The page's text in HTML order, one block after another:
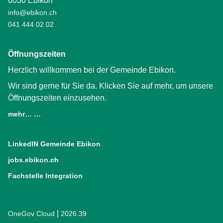
info@ebikon.ch
041 444 02 02
Öffnungszeiten
Herzlich willkommen bei der Gemeinde Ebikon.
Wir sind gerne für Sie da. Klicken Sie auf mehr, um unsere
Öffnungszeiten einzusehen.
mehr… …
LinkedIN Gemeinde Ebikon
jobs.ebikon.ch
Fachstelle Integration
OneGov Cloud (External Link)
2026.39